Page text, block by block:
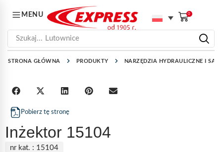
MENU 0
Szukaj... Lutownice
STRONA GŁÓWNA PRODUKTY NARZĘDZIA HYDRAULICZNE I
Pobierz tę stronę
Inżektor 15104
nr kat. : 15104